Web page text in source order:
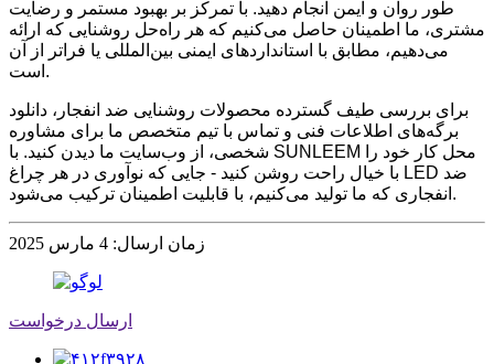
طور روان و ایمن انجام دهید. با تمرکز بر بهبود مستمر و رضایت
مشتری، ما اطمینان حاصل می‌کنیم که هر راه‌حل روشنایی که ارائه
می‌دهیم، مطابق با استانداردهای ایمنی بین‌المللی یا فراتر از آن
است.
برای بررسی طیف گسترده محصولات روشنایی ضد انفجار، دانلود
برگه‌های اطلاعات فنی و تماس با تیم متخصص ما برای مشاوره
شخصی، از وب‌سایت ما دیدن کنید. با SUNLEEM محل کار خود را
با خیال راحت روشن کنید - جایی که نوآوری در هر چراغ LED ضد
انفجاری که ما تولید می‌کنیم، با قابلیت اطمینان ترکیب می‌شود.
زمان ارسال: 4 مارس 2025
ارسال درخواست